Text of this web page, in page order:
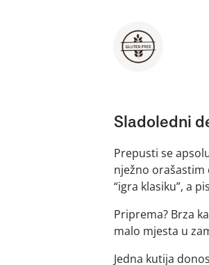
Sladoledni
Prepusti se
nježno orašastim
“igra klasiku”, a
Priprema? Brza
malo mjesta u
Jedna kutija